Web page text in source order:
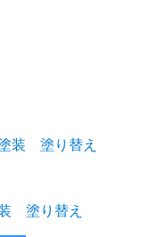
塗り替え